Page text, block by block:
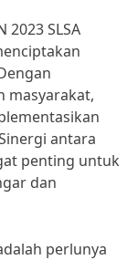
SLSA
masyarakat,
antara
penting untuk
dan
perlunya